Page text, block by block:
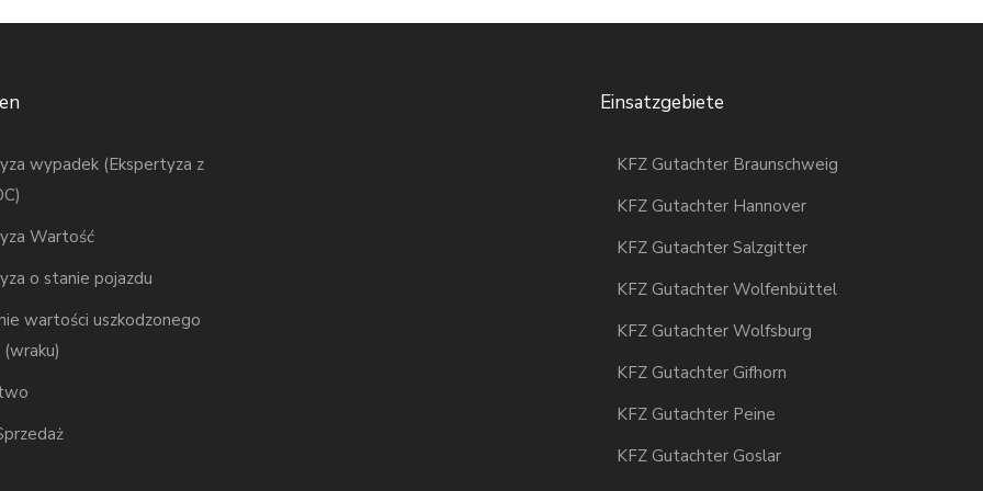
wypadek (Ekspertyza z
Wartość
o stanie pojazdu
wartości uszkodzonego
Einsatzgebiete
KFZ Gutachter Braunschweig
KFZ Gutachter Hannover
KFZ Gutachter Salzgitter
KFZ Gutachter Wolfenbüttel
KFZ Gutachter Wolfsburg
KFZ Gutachter Gifhorn
KFZ Gutachter Peine
KFZ Gutachter Goslar